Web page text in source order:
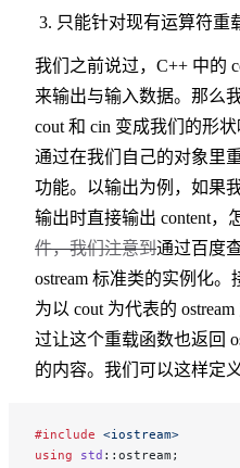
只能针对现有运算符重
我们之前说过，C++ 中的
来输出与输入数据。那么
cout 和 cin 变成我们的形
通过在我们自己的对象里
功能。以输出为例，如果
输出时直接输出 content，
件，我们注意到通过百度
ostream 标准类的实例化
为以 cout 为代表的
过让这个重载函数也返回
的内容。我们可以这样定义
#include <iostream>
using std ::ostream;